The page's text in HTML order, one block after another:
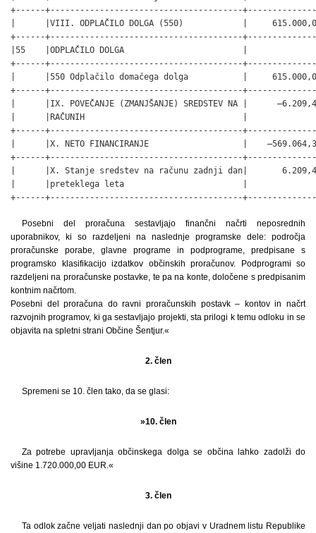
Posebni del proračuna sestavljajo finančni načrti neposrednih
uporabnikov, ki so razdeljeni na naslednje programske dele: področja
proračunske porabe, glavne programe in podprograme, predpisane s
programsko klasifikacijo izdatkov občinskih proračunov. Podprogrami so
razdeljeni na proračunske postavke, te pa na konte, določene s predpisanim
kontnim načrtom.
Posebni del proračuna do ravni proračunskih postavk – kontov in načrt
razvojnih programov, ki ga sestavljajo projekti, sta prilogi k temu odloku in se
objavita na spletni strani Občine Šentjur.«
2. člen
Spremeni se 10. člen tako, da se glasi:
»10. člen
Za potrebe upravljanja občinskega dolga se občina lahko zadolži do
višine 1.720.000,00 EUR.«
3. člen
Ta odlok začne veljati naslednji dan po objavi v Uradnem listu Republike